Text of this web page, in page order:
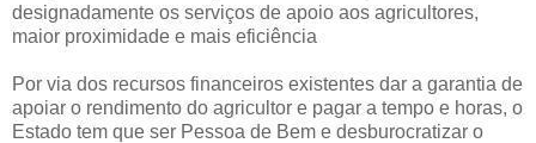
designadamente os serviços de apoio aos agricultores,
maior proximidade e mais eficiência
Por via dos recursos financeiros existentes dar a garantia de
apoiar o rendimento do agricultor e pagar a tempo e horas, o
Estado tem que ser Pessoa de Bem e desburocratizar o